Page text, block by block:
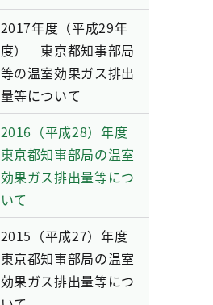
2017年度（平成29年
度） 東京都知事部局
等の温室効果ガス排出
量等について
2016（平成28）年度
東京都知事部局の温室
効果ガス排出量等につ
いて
2015（平成27）年度
東京都知事部局の温室
効果ガス排出量等につ